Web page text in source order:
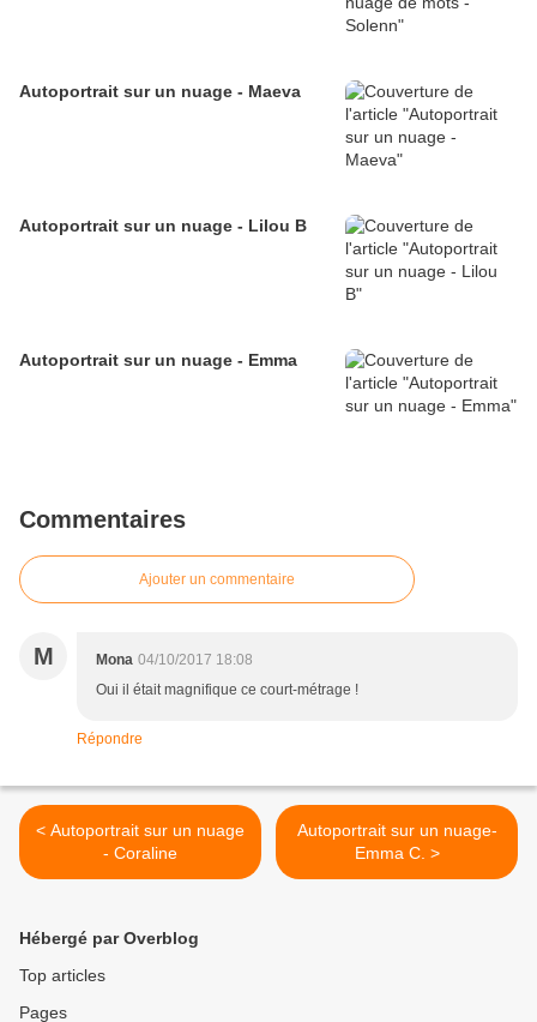
Autoportrait sur un nuage - Maeva
Autoportrait sur un nuage - Lilou B
Autoportrait sur un nuage - Emma
Commentaires
Ajouter un commentaire
M Mona 04/10/2017 18:08
Oui il était magnifique ce court-métrage !
Répondre
< Autoportrait sur un nuage
- Coraline
Autoportrait sur un nuage-
Emma C. >
Hébergé par Overblog
Top articles
Pages